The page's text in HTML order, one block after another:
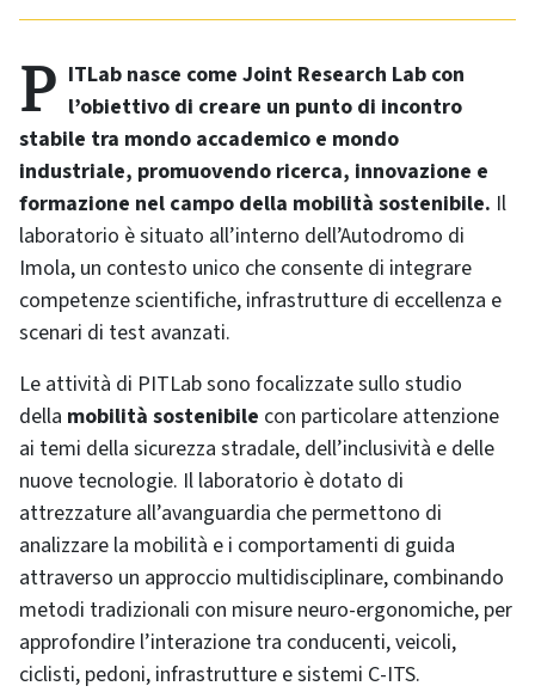
PITLab nasce come Joint Research Lab con l’obiettivo di creare un punto di incontro
stabile tra mondo accademico e mondo
industriale, promuovendo ricerca, innovazione e
formazione nel campo della mobilità sostenibile. Il
laboratorio è situato all’interno dell’Autodromo di
Imola, un contesto unico che consente di integrare
competenze scientifiche, infrastrutture di eccellenza e
scenari di test avanzati.
Le attività di PITLab sono focalizzate sullo studio
della mobilità sostenibile con particolare attenzione
ai temi della sicurezza stradale, dell’inclusività e delle
nuove tecnologie. Il laboratorio è dotato di
attrezzature all’avanguardia che permettono di
analizzare la mobilità e i comportamenti di guida
attraverso un approccio multidisciplinare, combinando
metodi tradizionali con misure neuro-ergonomiche, per
approfondire l’interazione tra conducenti, veicoli,
ciclisti, pedoni, infrastrutture e sistemi C-ITS.